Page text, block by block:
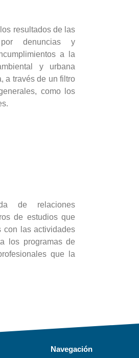
resultados de las
por denuncias y
a la
y urbana
a través de un filtro
como los
de relaciones
de estudios que
con las actividades
los programas de
que la
Navegación